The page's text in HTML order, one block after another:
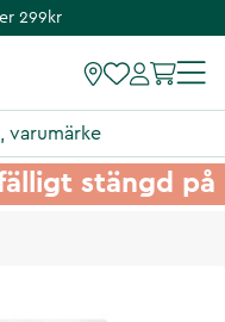
299kr
stängd